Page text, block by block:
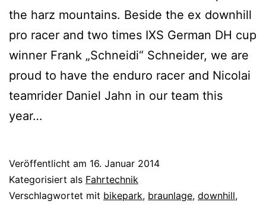
the harz mountains. Beside the ex downhill
pro racer and two times IXS German DH cup
winner Frank „Schneidi“ Schneider, we are
proud to have the enduro racer and Nicolai
teamrider Daniel Jahn in our team this
year…
Veröffentlicht am 16. Januar 2014
Kategorisiert als Fahrtechnik
Verschlagwortet mit bikepark, braunlage, downhill,